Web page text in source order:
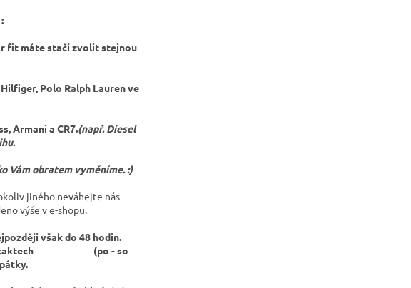
fit máte stačí zvolit stejnou
Polo Ralph Lauren ve
Armani a CR7.(např. Diesel
Vám obratem vyměníme. :)
jiného neváhejte nás
výše v e-shopu.
však do 48 hodin.
v kontaktech (po - so